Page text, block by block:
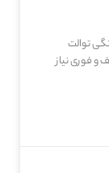
توالت
و فوری نیاز